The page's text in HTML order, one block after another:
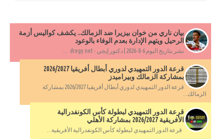
بيان ناري من خوان بيزيرا ضد الزمالك.. يكشف كواليس أزمة
الرحيل ويتهم الإدارة بعدم الوفاء بالوعود
نشر بتاريخ اليوم 6-8-2026 | دكتور إيجي - dregy.net ...
قرعة الدور التمهيدي لدوري أبطال أفريقيا 2026/2027
بمشاركة الزمالك وبيراميدز
قرعة الدور التمهيدي لدوري أبطال أفريقيا 2026/2027 بمشاركة
الزمالك...
قرعة الدور التمهيدي لبطولة كأس الكونفدرالية
الأفريقية 2026/2027 بمشاركة الأهلي
قرعة الدور التمهيدي لبطولة كأس الكونفدرالية الأفريقية...